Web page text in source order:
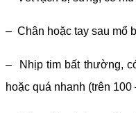
– Chân hoặc tay sau mổ
– Nhịp tim bất thường,
hoặc quá nhanh (trên 100